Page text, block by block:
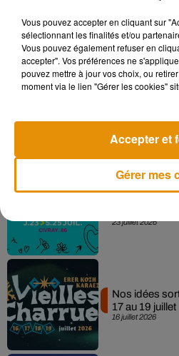
L'actu
23 juillet 2026
16 juillet 2026
Nos idées
17 au 19 juillet
Vous pouvez accepter en cliquant sur
sélectionnant les finalités et/ou
Vous pouvez également refuser en
accepter". Vos préférences ne
pouvez mettre à jour vos choix, ou
moment via le lien "Gérer les cookies"
Gérer mes
Accepter et